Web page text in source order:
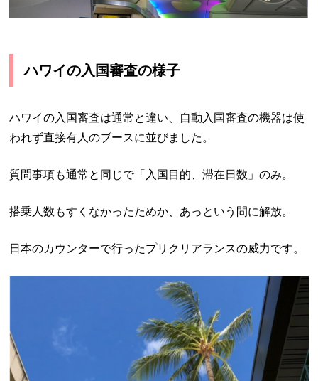
ハワイの入国審査の様子
ハワイの入国審査は通常と違い、自動入国審査の機器は使
われず直接有人のブースに並びました。
質問事項も通常と同じで「入国目的、滞在日数」のみ。
搭乗人数もすくなかったためか、あっという間に解放。
日本のカウンターで行ったプリクリアランスの威力です。